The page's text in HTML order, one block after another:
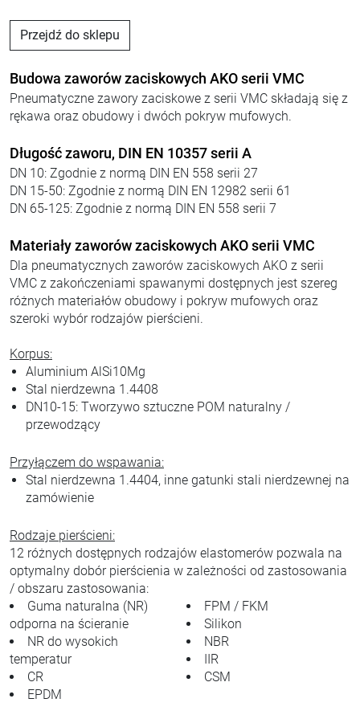
Przejdź do sklepu
Budowa zaworów zaciskowych AKO serii VMC
Pneumatyczne zawory zaciskowe z serii VMC składają się z
rękawa oraz obudowy i dwóch pokryw mufowych.
Długość zaworu, DIN EN 10357 serii A
DN 10: Zgodnie z normą DIN EN 558 serii 27
DN 15-50: Zgodnie z normą DIN EN 12982 serii 61
DN 65-125: Zgodnie z normą DIN EN 558 serii 7
Materiały zaworów zaciskowych AKO serii VMC
Dla pneumatycznych zaworów zaciskowych AKO z serii
VMC z zakończeniami spawanymi dostępnych jest szereg
różnych materiałów obudowy i pokryw mufowych oraz
szeroki wybór rodzajów pierścieni.
Korpus:
Aluminium AlSi10Mg
Stal nierdzewna 1.4408
DN10-15: Tworzywo sztuczne POM naturalny /
przewodzący
Przyłączem do wspawania:
Stal nierdzewna 1.4404, inne gatunki stali nierdzewnej na
zamówienie
Rodzaje pierścieni:
12 różnych dostępnych rodzajów elastomerów pozwala na
optymalny dobór pierścienia w zależności od zastosowania
/ obszaru zastosowania:
Guma naturalna (NR)
odporna na ścieranie
NR do wysokich
temperatur
CR
EPDM
FPM / FKM
Silikon
NBR
IIR
CSM